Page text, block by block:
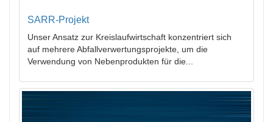
SARR-Projekt
Unser Ansatz zur Kreislaufwirtschaft konzentriert sich
auf mehrere Abfallverwertungsprojekte, um die
Verwendung von Nebenprodukten für die...